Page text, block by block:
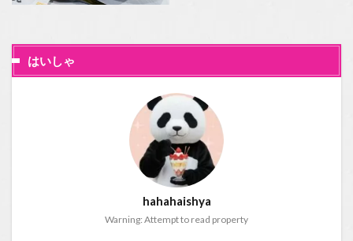
はいしゃ
hahahaishya
Warning: Attempt to read property